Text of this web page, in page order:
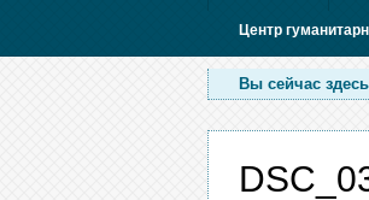
Центр
Вы сейчас